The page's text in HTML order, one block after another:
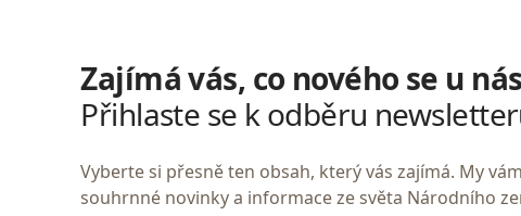
Zajímá vás, co nového se u
Přihlaste se k odběru
Vyberte si přesně ten obsah, který vás zajímá. My
souhrnné novinky a informace ze světa Národního